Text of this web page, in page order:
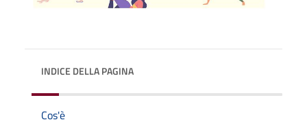
INDICE DELLA PAGINA
Cos'è